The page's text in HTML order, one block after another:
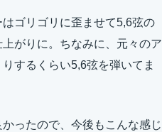
ゴリゴリに歪ませて5,6弦の
がりに。ちなみに、元々のア
するくらい5,6弦を弾いてま
ったので、今後もこんな感じ